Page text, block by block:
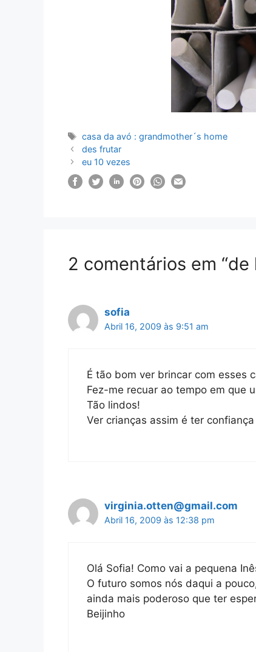
Etiquetas
casa da avó : grandmother´s home
des frutar
eu 10 vezes
2 comentários em “de
sofia
Abril 16, 2009 às 9:51 am
É tão bom ver brincar com esses
Fez-me recuar ao tempo em que
Tão lindos!
Ver crianças assim é ter
virginia.otten@gmail.com
Abril 16, 2009 às 12:38 pm
Olá Sofia! Como vai a pequena
O futuro somos nós daqui a
ainda mais poderoso que ter
Beijinho